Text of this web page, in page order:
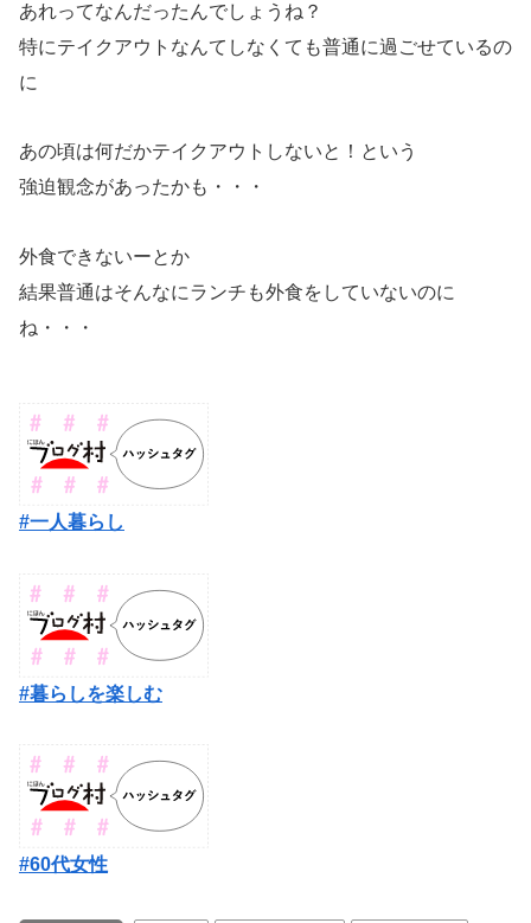
あれってなんだったんでしょうね？
特にテイクアウトなんてしなくても普通に過ごせているの
に
あの頃は何だかテイクアウトしないと！という
強迫観念があったかも・・・
外食できないーとか
結果普通はそんなにランチも外食をしていないのに
ね・・・
#一人暮らし
#暮らしを楽しむ
#60代女性